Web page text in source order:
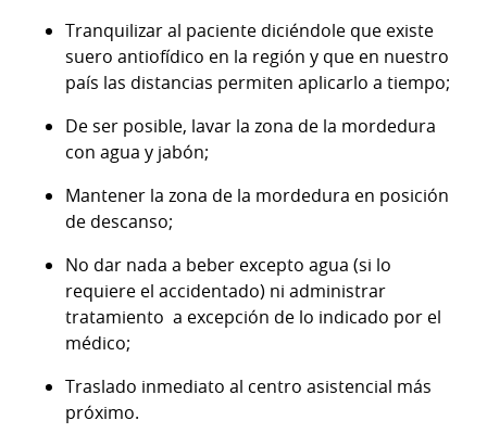
Tranquilizar al paciente diciéndole que existe
suero antiofídico en la región y que en nuestro
país las distancias permiten aplicarlo a tiempo;
De ser posible, lavar la zona de la mordedura
con agua y jabón;
Mantener la zona de la mordedura en posición
de descanso;
No dar nada a beber excepto agua (si lo
requiere el accidentado) ni administrar
tratamiento a excepción de lo indicado por el
médico;
Traslado inmediato al centro asistencial más
próximo.